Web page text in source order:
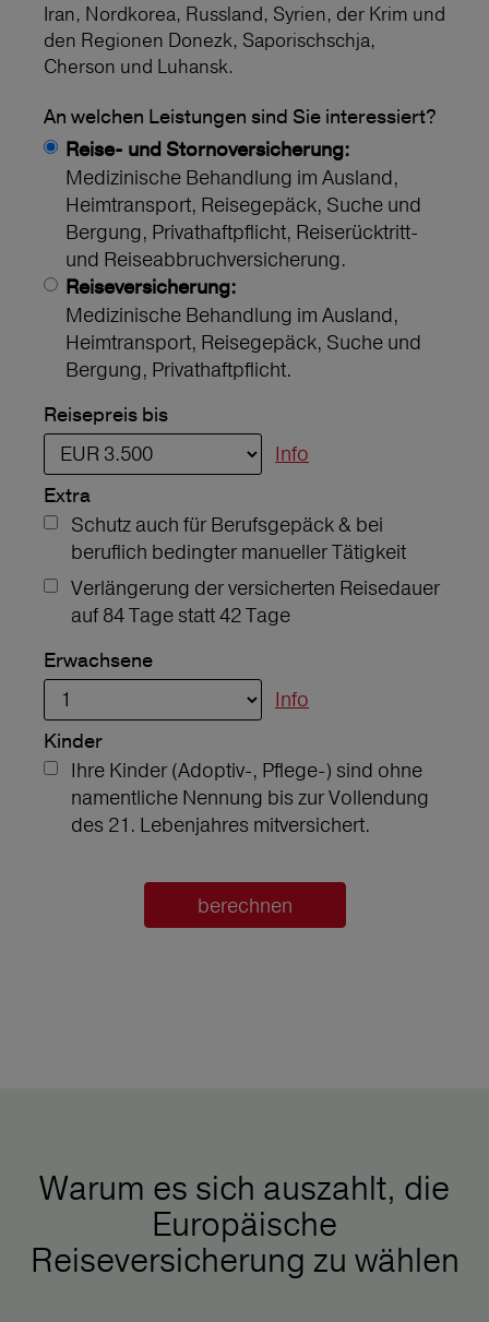
Iran, Nordkorea, Russland, Syrien, der Krim und
den Regionen Donezk, Saporischschja,
Cherson und Luhansk.
An welchen Leistungen sind Sie interessiert?
Reise- und Stornoversicherung:
Medizinische Behandlung im Ausland,
Heimtransport, Reisegepäck, Suche und
Bergung, Privathaftpflicht, Reiserücktritt-
und Reiseabbruchversicherung.
Reiseversicherung:
Medizinische Behandlung im Ausland,
Heimtransport, Reisegepäck, Suche und
Bergung, Privathaftpflicht.
Reisepreis bis
Info
Extra
Schutz auch für Berufsgepäck & bei
beruflich bedingter manueller Tätigkeit
Verlängerung der versicherten Reisedauer
auf 84 Tage statt 42 Tage
Erwachsene
Info
Kinder
Ihre Kinder (Adoptiv-, Pflege-) sind ohne
namentliche Nennung bis zur Vollendung
des 21. Lebenjahres mitversichert.
berechnen
Warum es sich auszahlt, die
Europäische
Reiseversicherung zu wählen